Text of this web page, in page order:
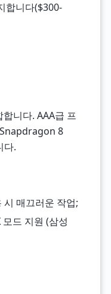
합니다($300-
니다. AAA급 프
8
다.
시 매끄러운 작업;
드 지원 (삼성